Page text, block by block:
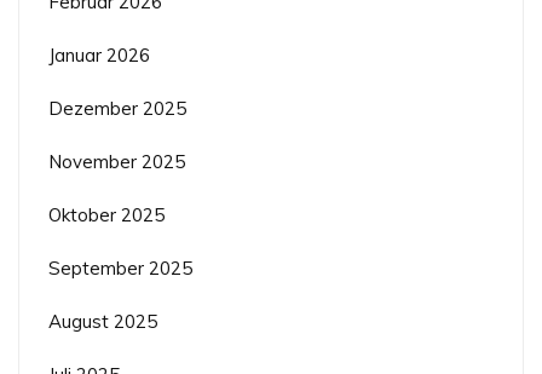
Januar 2026
Dezember 2025
November 2025
Oktober 2025
September 2025
August 2025